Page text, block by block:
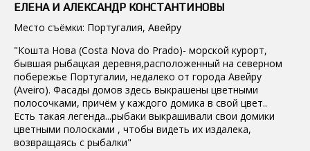
ЕЛЕНА И АЛЕКСАНДР КОНСТАНТИНОВЫ
Место съёмки: Португалия, Авейру
"Кошта Нова (Costa Nova do Prado)- морской курорт,
бывшая рыбацкая деревня,расположенный на северном
побережье Португалии, недалеко от города Авейру
(Aveiro). Фасады домов здесь выкрашены цветными
полосочками, причём у каждого домика в свой цвет..
Есть такая легенда...рыбаки выкрашивали свои домики
цветными полосками , чтобы видеть их издалека,
возвращаясь с рыбалки"